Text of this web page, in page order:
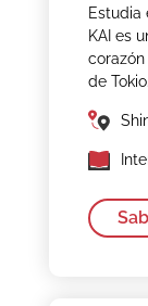
Estudia
KAI es
de Tokio.